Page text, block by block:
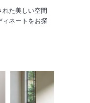
た美しい空間
ィネートをお探